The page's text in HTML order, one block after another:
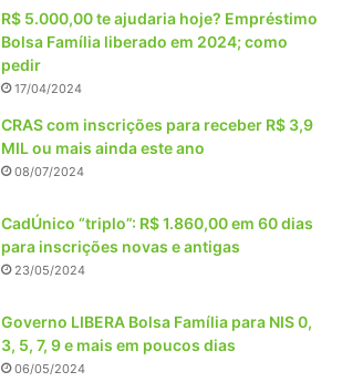
R$ 5.000,00 te ajudaria hoje? Empréstimo
Bolsa Família liberado em 2024; como
pedir
17/04/2024
CRAS com inscrições para receber R$ 3,9
MIL ou mais ainda este ano
08/07/2024
CadÚnico “triplo”: R$ 1.860,00 em 60 dias
para inscrições novas e antigas
23/05/2024
Governo LIBERA Bolsa Família para NIS 0,
3, 5, 7, 9 e mais em poucos dias
06/05/2024